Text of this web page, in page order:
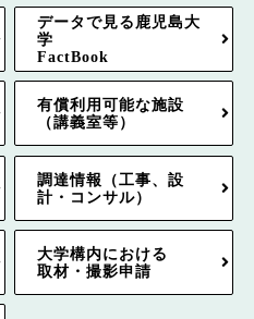
データで見る鹿児島大
学
FactBook
有償利用可能な施設
（講義室等）
調達情報（工事、設
計・コンサル）
大学構内における
取材・撮影申請